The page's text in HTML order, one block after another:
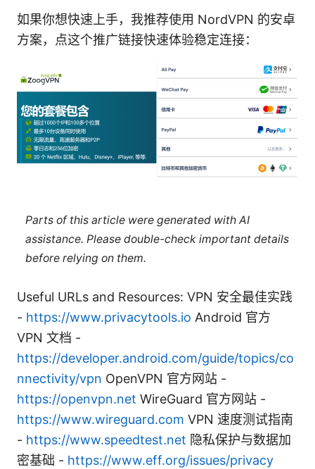
如果你想快速上手，我推荐使用 NordVPN 的安卓
方案，点这个推广链接快速体验稳定连接：
Parts of this article were generated with AI
assistance. Please double-check important details
before relying on them.
Useful URLs and Resources: VPN 安全最佳实践
- https://www.privacytools.io Android 官方
VPN 文档 -
https://developer.android.com/guide/topics/co
nnectivity/vpn OpenVPN 官方网站 -
https://openvpn.net WireGuard 官方网站 -
https://www.wireguard.com VPN 速度测试指南
- https://www.speedtest.net 隐私保护与数据加
密基础 - https://www.eff.org/issues/privacy